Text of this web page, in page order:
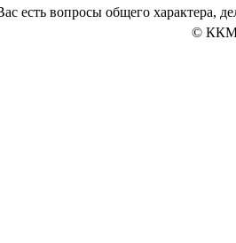
есть вопросы общего характера,
© ККМ